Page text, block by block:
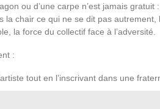
ou d’une carpe n’est jamais gratuit
la chair ce qui ne se dit pas autrement,
la force du collectif face à l’adversité.
:
tout en l’inscrivant dans une